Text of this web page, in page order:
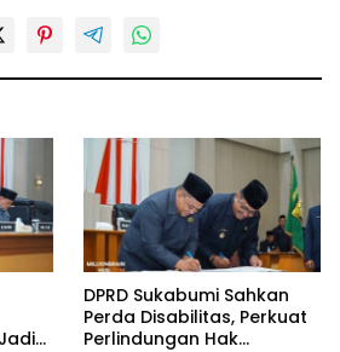
DPRD Sukabumi Sahkan
Perda Disabilitas, Perkuat
Perlindungan Hak